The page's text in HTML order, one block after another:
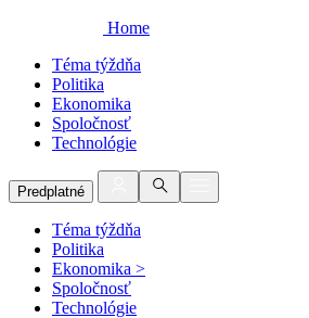
Home
Téma týždňa
Politika
Ekonomika
Spoločnosť
Technológie
Predplatné
Téma týždňa
Politika
Ekonomika >
Spoločnosť
Technológie